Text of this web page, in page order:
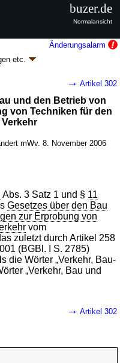
Änderungsalarm
etc.
(9.
2149
zitiert
→ Artikel 302
und den Betrieb von
von Techniken für den
mWv. 8. November 2006
Abs. 3 Satz 1 und § 11
Gesetzes über den Bau
zur Erprobung von
vom
zuletzt durch Artikel 258
(BGBl. I S. 2785)
die Wörter „Verkehr, Bau-
„Verkehr, Bau und
→ Artikel 302
buzer.de
Normalansicht